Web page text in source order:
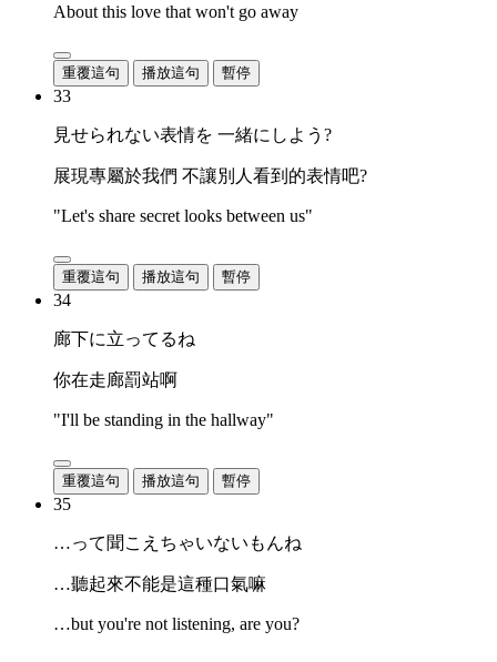
About this love that won't go away
重覆這句 播放這句 暫停
33
見せられない表情を 一緒にしよう?
展現專屬於我們 不讓別人看到的表情吧?
"Let's share secret looks between us"
重覆這句 播放這句 暫停
34
廊下に立ってるね
你在走廊罰站啊
"I'll be standing in the hallway"
重覆這句 播放這句 暫停
35
…って聞こえちゃいないもんね
…聽起來不能是這種口氣嘛
…but you're not listening, are you?